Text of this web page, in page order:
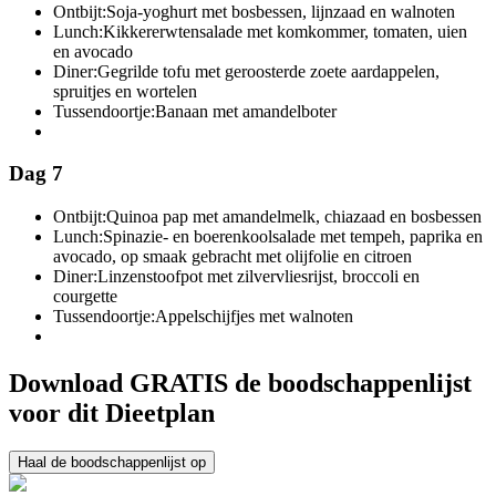
Ontbijt:Soja-yoghurt met bosbessen, lijnzaad en walnoten
Lunch:Kikkererwtensalade met komkommer, tomaten, uien
en avocado
Diner:Gegrilde tofu met geroosterde zoete aardappelen,
spruitjes en wortelen
Tussendoortje:Banaan met amandelboter
Dag 7
Ontbijt:Quinoa pap met amandelmelk, chiazaad en bosbessen
Lunch:Spinazie- en boerenkoolsalade met tempeh, paprika en
avocado, op smaak gebracht met olijfolie en citroen
Diner:Linzenstoofpot met zilvervliesrijst, broccoli en
courgette
Tussendoortje:Appelschijfjes met walnoten
Download GRATIS de boodschappenlijst
voor dit Dieetplan
Haal de boodschappenlijst op